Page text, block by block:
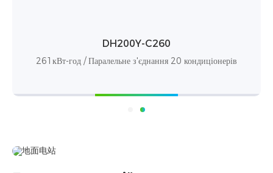
DH200Y-C260
261кВт-год / Паралельне з'єднання 20 кондиціонерів